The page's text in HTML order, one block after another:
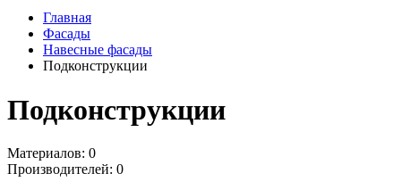
Главная
Фасады
Навесные фасады
Подконструкции
Подконструкции
Материалов: 0
Производителей: 0